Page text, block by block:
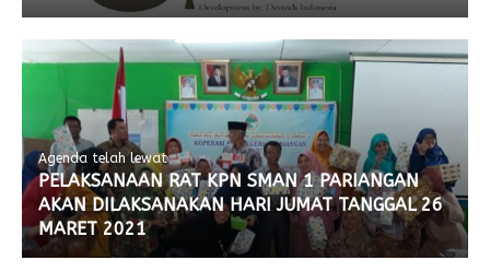
Agenda telah lewat
PELAKSANAAN RAT KPN SMAN 1 PARIANGAN
AKAN DILAKSANAKAN HARI JUMAT TANGGAL 26
MARET 2021